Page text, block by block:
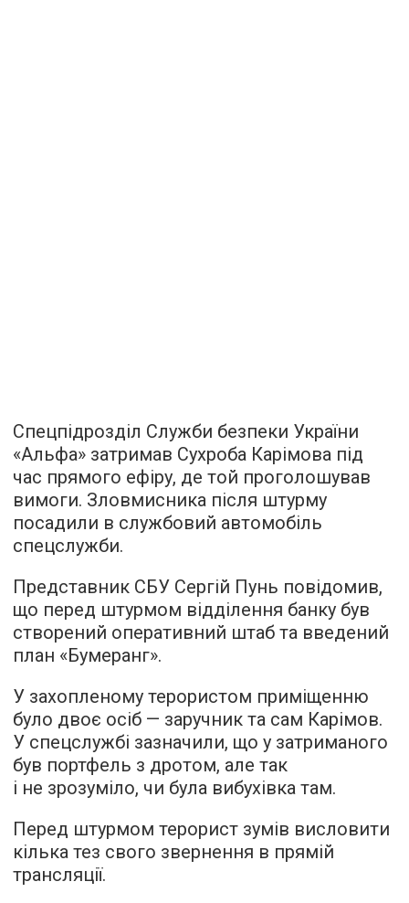
Спецпідрозділ Служби безпеки України
«Альфа» затримав Сухроба Карімова під
час прямого ефіру, де той проголошував
вимоги. Зловмисника після штурму
посадили в службовий автомобіль
спецслужби.
Представник СБУ Сергій Пунь повідомив,
що перед штурмом відділення банку був
створений оперативний штаб та введений
план «Бумеранг».
У захопленому терористом приміщенню
було двоє осіб — заручник та сам Карімов.
У спецслужбі зазначили, що у затриманого
був портфель з дротом, але так
і не зрозуміло, чи була вибухівка там.
Перед штурмом терорист зумів висловити
кілька тез свого звернення в прямій
трансляції.